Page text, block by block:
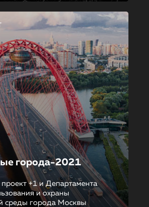
города-2021
+1 и Департамента
и охраны
среды города Москвы